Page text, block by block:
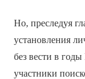
Но, преследуя
установления
без вести в
участники